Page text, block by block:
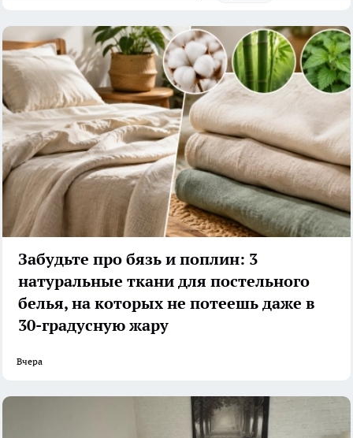
Забудьте про бязь и поплин: 3
натуральные ткани для постельного
белья, на которых не потеешь даже в
30-градусную жару
Вчера